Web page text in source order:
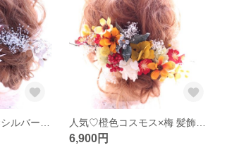
人気♡橙色コスモス×梅 髪飾り♡
6,900円